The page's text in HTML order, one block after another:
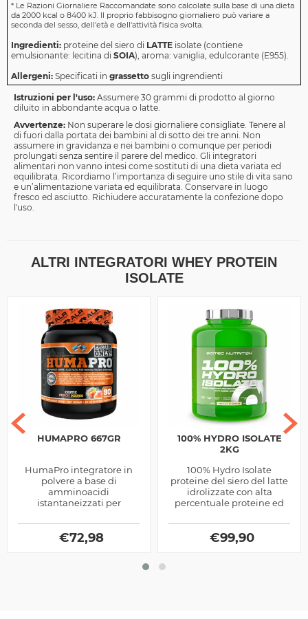
* Le Razioni Giornaliere Raccomandate sono calcolate sulla base di una dieta
da 2000 kcal o 8400 kJ. Il proprio fabbisogno giornaliero può variare a
seconda del sesso, dell'età e dell'attività fisica svolta.
Ingredienti: proteine del siero di LATTE isolate (contiene
emulsionante: lecitina di SOIA), aroma: vaniglia, edulcorante (E955).
Allergeni: Specificati in grassetto sugli ingrendienti
Istruzioni per l'uso: Assumere 30 grammi di prodotto al giorno
diluito in abbondante acqua o latte.
Avvertenze: Non superare le dosi giornaliere consigliate. Tenere al
di fuori dalla portata dei bambini al di sotto dei tre anni. Non
assumere in gravidanza e nei bambini o comunque per periodi
prolungati senza sentire il parere del medico. Gli integratori
alimentari non vanno intesi come sostituti di una dieta variata ed
equilibrata. Ricordiamo l’importanza di seguire uno stile di vita sano
e un’alimentazione variata ed equilibrata. Conservare in luogo
fresco ed asciutto. Richiudere accuratamente la confezione dopo
l'uso.
ALTRI INTEGRATORI WHEY PROTEIN
ISOLATE
HUMAPRO 667GR
HumaPro integratore in
polvere a base di
amminoacidi
istantaneizzati per
muscolare prodotti dalla
Alri
€72,98
100% HYDRO ISOLATE
2KG
100% Hydro Isolate
proteine del siero del latte
idrolizzate con alta
percentuale proteine ed
aggiunti prodotta dalla
Scitec Nutrition
€99,90